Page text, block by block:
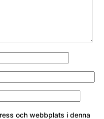
och webbplats i denna